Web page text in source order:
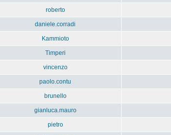
roberto
daniele.corradi
Kammioto
Timperi
vincenzo
paolo.contu
brunello
gianluca.mauro
pietro